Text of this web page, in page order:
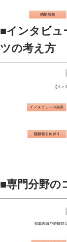
■インタビュ
ツの考え方
■専門分野の